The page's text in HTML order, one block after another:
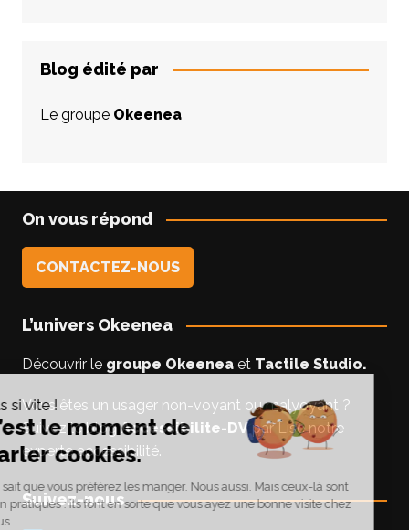
Blog édité par
Le groupe Okeenea
On vous répond
CONTACTEZ-NOUS
L’univers Okeenea
Découvrir le groupe Okeeneaet Tactile Studio.
Vous êtes un usager non-voyant ou malyoyant ?
Suivez le blogAccessibilite-DVpar Lise notre
experte accessibilité.
Suivez-nous